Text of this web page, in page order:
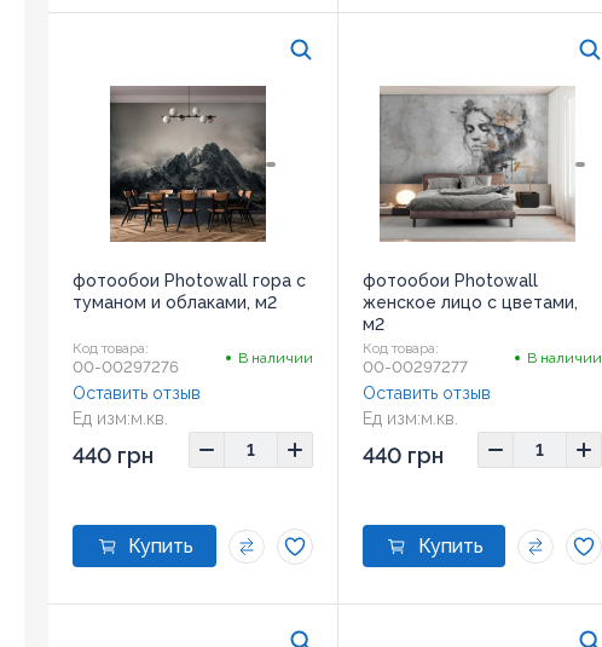
фотообои Photowall гора с
туманом и облаками, м2
Код товара:
00-00297276 В наличии
Ед изм:м.кв.
Оставить отзыв
440 грн
фотообои Photowall
женское лицо с цветами,
м2
Код товара:
00-00297277 В наличии
Ед изм:м.кв.
Оставить отзыв
440 грн